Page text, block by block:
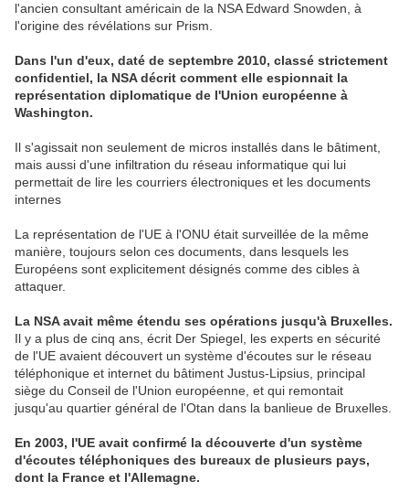
l'ancien consultant américain de la NSA Edward Snowden, à
l'origine des révélations sur Prism.
Dans l'un d'eux, daté de septembre 2010, classé strictement
confidentiel, la NSA décrit comment elle espionnait la
représentation diplomatique de l'Union européenne à
Washington.
Il s'agissait non seulement de micros installés dans le bâtiment,
mais aussi d'une infiltration du réseau informatique qui lui
permettait de lire les courriers électroniques et les documents
internes
La représentation de l'UE à l'ONU était surveillée de la même
manière, toujours selon ces documents, dans lesquels les
Européens sont explicitement désignés comme des cibles à
attaquer.
La NSA avait même étendu ses opérations jusqu'à Bruxelles.
Il y a plus de cinq ans, écrit Der Spiegel, les experts en sécurité
de l'UE avaient découvert un système d'écoutes sur le réseau
téléphonique et internet du bâtiment Justus-Lipsius, principal
siège du Conseil de l'Union européenne, et qui remontait
jusqu'au quartier général de l'Otan dans la banlieue de Bruxelles.
En 2003, l'UE avait confirmé la découverte d'un système
d'écoutes téléphoniques des bureaux de plusieurs pays,
dont la France et l'Allemagne.